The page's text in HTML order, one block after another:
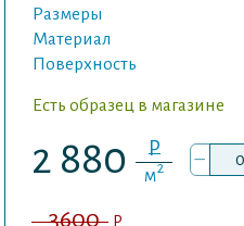
Размеры
Материал
Поверхность
Есть образец в магазине
2 880 P
м2 –
3600 P